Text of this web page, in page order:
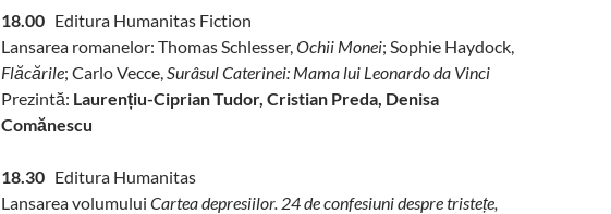
18.00 Editura Humanitas Fiction
Lansarea romanelor: Thomas Schlesser,Ochii Monei; Sophie Haydock,
Flăcările; Carlo Vecce,Surâsul Caterinei: Mama lui Leonardo da Vinci
Prezintă: Laurențiu-Ciprian Tudor, Cristian Preda, Denisa
Comănescu
18.30 Editura Humanitas
Lansarea volumului Cartea depresiilor. 24 de confesiuni despre tristețe,